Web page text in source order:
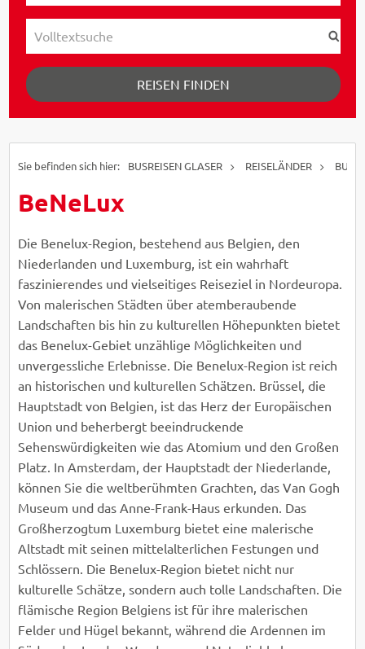
REISEN FINDEN
BUSREISEN GLASER REISELÄNDER
BeNeLux
Die Benelux-Region, bestehend aus Belgien, den
Niederlanden und Luxemburg, ist ein wahrhaft
faszinierendes und vielseitiges Reiseziel in Nordeuropa.
Von malerischen Städten über atemberaubende
Landschaften bis hin zu kulturellen Höhepunkten bietet
das Benelux-Gebiet unzählige Möglichkeiten und
unvergessliche Erlebnisse. Die Benelux-Region ist reich
an historischen und kulturellen Schätzen. Brüssel, die
Hauptstadt von Belgien, ist das Herz der Europäischen
Union und beherbergt beeindruckende
Sehenswürdigkeiten wie das Atomium und den Großen
Platz. In Amsterdam, der Hauptstadt der Niederlande,
können Sie die weltberühmten Grachten, das Van Gogh
Museum und das Anne-Frank-Haus erkunden. Das
Großherzogtum Luxemburg bietet eine malerische
Altstadt mit seinen mittelalterlichen Festungen und
Schlössern. Die Benelux-Region bietet nicht nur
kulturelle Schätze, sondern auch tolle Landschaften. Die
flämische Region Belgiens ist für ihre malerischen
Felder und Hügel bekannt, während die Ardennen im